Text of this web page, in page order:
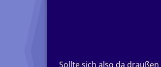
Sollte sich also da